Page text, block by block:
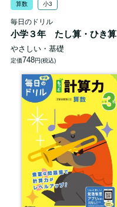
算数 小3
毎日のドリル
小学３年 たし算・ひき算
やさしい・基礎
定価748円(税込)